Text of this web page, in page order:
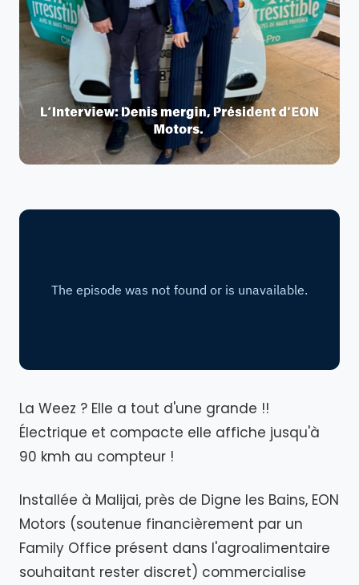
La Weez ? Elle a tout d'une grande !!
Électrique et compacte elle affiche jusqu'à
90 kmh au compteur !
Installée à Malijai, près de Digne les Bains, EON
Motors (soutenue financièrement par un
Family Office présent dans l'agroalimentaire
souhaitant rester discret) commercialise